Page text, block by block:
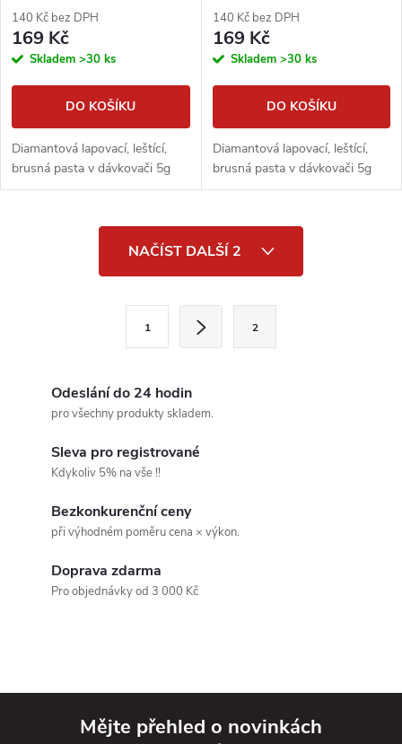
140 Kč bez DPH
169 Kč
Skladem >30 ks
DO KOŠÍKU
Diamantová lapovací, leštící,
brusná pasta v dávkovači 5g
140 Kč bez DPH
169 Kč
Skladem >30 ks
DO KOŠÍKU
Diamantová lapovací, leštící,
brusná pasta v dávkovači 5g
NAČÍST DALŠÍ 2
1 2
Odeslání do 24 hodin
pro všechny produkty skladem.
Sleva pro registrované
Kdykoliv 5% na vše !!
Bezkonkurenční ceny
při výhodném poměru cena × výkon.
Doprava zdarma
Pro objednávky od 3 000 Kč
Mějte přehled o novinkách